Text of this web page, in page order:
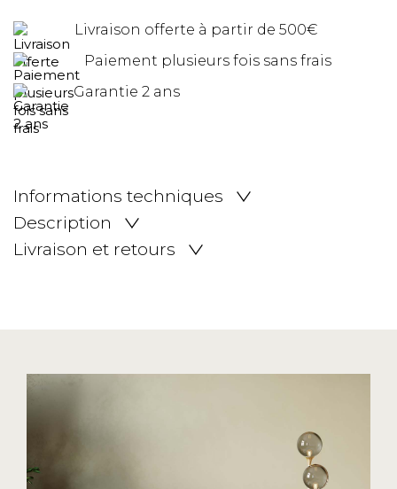
Livraison offerte à partir de 500€
Paiement plusieurs fois sans frais
Garantie 2 ans
Informations techniques
Description
Livraison et retours